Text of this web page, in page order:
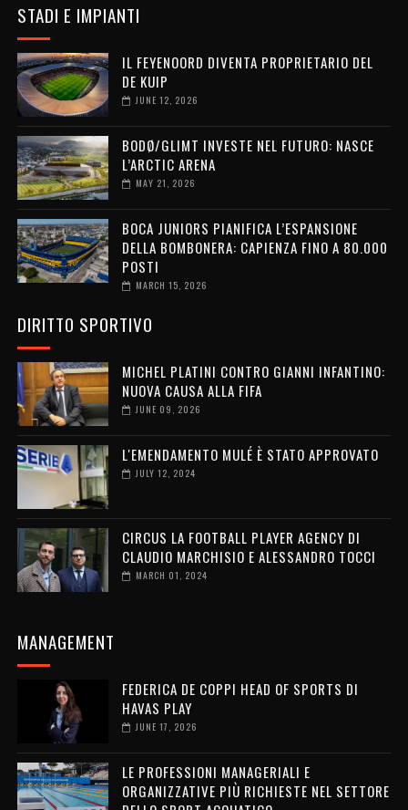
STADI E IMPIANTI
IL FEYENOORD DIVENTA PROPRIETARIO DEL
DE KUIP
JUNE 12, 2026
BODØ/GLIMT INVESTE NEL FUTURO: NASCE
L’ARCTIC ARENA
MAY 21, 2026
BOCA JUNIORS PIANIFICA L’ESPANSIONE
DELLA BOMBONERA: CAPIENZA FINO A 80.000
POSTI
MARCH 15, 2026
DIRITTO SPORTIVO
MICHEL PLATINI CONTRO GIANNI INFANTINO:
NUOVA CAUSA ALLA FIFA
JUNE 09, 2026
L'EMENDAMENTO MULÉ È STATO APPROVATO
JULY 12, 2024
CIRCUS LA FOOTBALL PLAYER AGENCY DI
CLAUDIO MARCHISIO E ALESSANDRO TOCCI
MARCH 01, 2024
MANAGEMENT
FEDERICA DE COPPI HEAD OF SPORTS DI
HAVAS PLAY
JUNE 17, 2026
LE PROFESSIONI MANAGERIALI E
ORGANIZZATIVE PIÙ RICHIESTE NEL SETTORE